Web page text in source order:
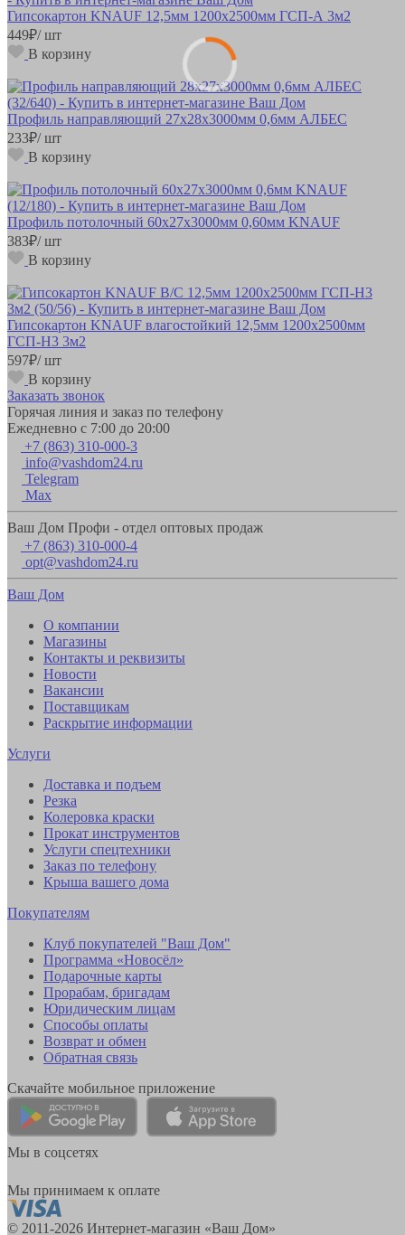
Гипсокартон KNAUF 12,5мм 1200х2500мм ГСП-А 3м2
449₽/ шт
В корзину
Профиль направляющий 27х28х3000мм 0,6мм АЛБЕС
233₽/ шт
В корзину
Профиль потолочный 60х27х3000мм 0,60мм KNAUF
383₽/ шт
В корзину
Гипсокартон KNAUF влагостойкий 12,5мм 1200х2500мм
ГСП-Н3 3м2
597₽/ шт
В корзину
Заказать звонок
Горячая линия и заказ по телефону
Ежедневно с 7:00 до 20:00
+7 (863) 310-000-3
info@vashdom24.ru
Telegram
Max
Ваш Дом Профи - отдел оптовых продаж
+7 (863) 310-000-4
opt@vashdom24.ru
Ваш Дом
О компании
Магазины
Контакты и реквизиты
Новости
Вакансии
Поставщикам
Раскрытие информации
Услуги
Доставка и подъем
Резка
Колеровка краски
Прокат инструментов
Услуги спецтехники
Заказ по телефону
Крыша вашего дома
Покупателям
Клуб покупателей "Ваш Дом"
Программа «Новосёл»
Подарочные карты
Прорабам, бригадам
Юридическим лицам
Способы оплаты
Возврат и обмен
Обратная связь
Скачайте мобильное приложение
Мы в соцсетях
Мы принимаем к оплате
© 2011-2026 Интернет-магазин «Ваш Дом»